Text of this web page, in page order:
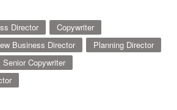
Director
Copywriter
Business Director
Planning Director
Senior Copywriter